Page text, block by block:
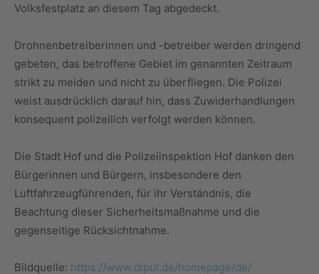
Volksfestplatz an diesem Tag abgedeckt.
Drohnenbetreiberinnen und -betreiber werden dringend
gebeten, das betroffene Gebiet im genannten Zeitraum
strikt zu meiden und nicht zu überfliegen. Die Polizei
weist ausdrücklich darauf hin, dass Zuwiderhandlungen
konsequent polizeilich verfolgt werden können.
Die Stadt Hof und die Polizeiinspektion Hof danken den
Bürgerinnen und Bürgern, insbesondere den
Luftfahrzeugführenden, für ihr Verständnis, die
Beachtung dieser Sicherheitsmaßnahme und die
gegenseitige Rücksichtnahme.
Bildquelle: https://www.dipul.de/homepage/de/